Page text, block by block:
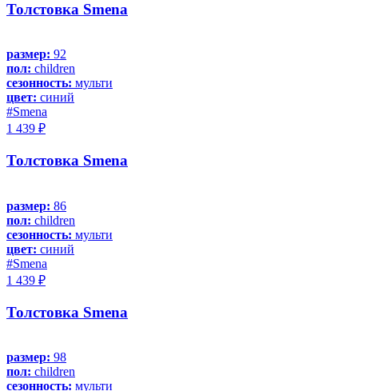
Толстовка Smena
размер: 92
пол: children
сезонность: мульти
цвет: синий
#Smena
1 439 ₽
Толстовка Smena
размер: 86
пол: children
сезонность: мульти
цвет: синий
#Smena
1 439 ₽
Толстовка Smena
размер: 98
пол: children
сезонность: мульти